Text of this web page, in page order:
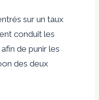
sur un taux
conduit les
de punir les
des deux